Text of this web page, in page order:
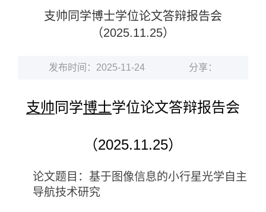
支帅同学博士学位论文答辩报告会
（2025.11.25）
发布时间：2025-11-24 分享：
支帅同学博士学位论文答辩报告会
（2025.11.25）
论文题目：基于图像信息的小行星光学自主
导航技术研究